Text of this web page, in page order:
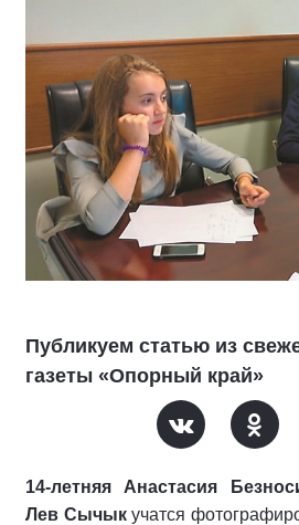
Публикуем статью из
газеты «Опорный край»
14-летняя Анастасия
Лев Сычыкучатся